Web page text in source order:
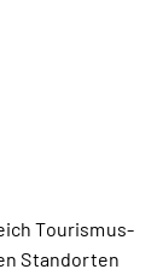
Tourismus-
Standorten